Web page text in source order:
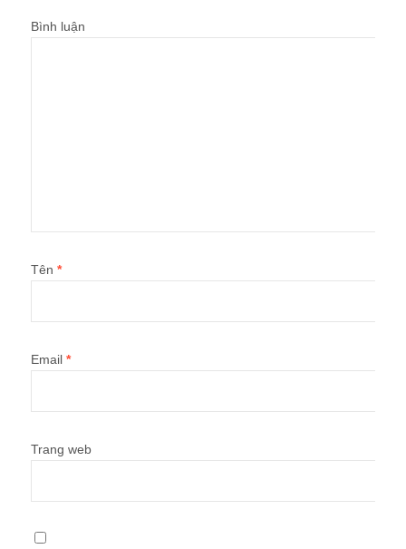
Bình luận
Tên *
Email *
Trang web